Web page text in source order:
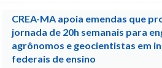
CREA-MA apoia emendas que
jornada de 20h semanais para
agrônomos e geocientistas em
federais de ensino